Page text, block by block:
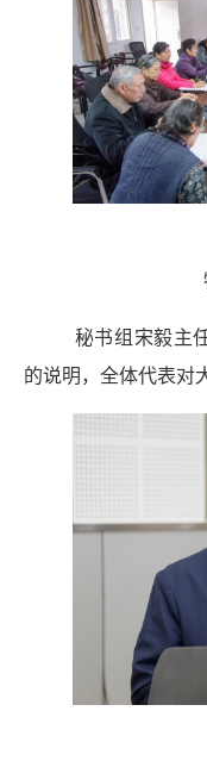
秘书组宋毅主
的说明， 全体代表对